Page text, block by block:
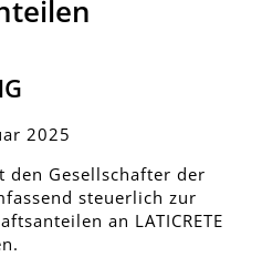
2025
den Gesellschafter der
steuerlich zur
an LATICRETE